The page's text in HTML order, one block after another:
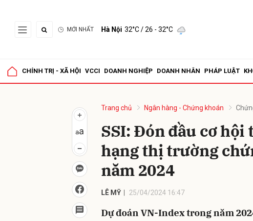
MỚI NHẤT Hà Nội 32°C/ 26 - 32°C
CHÍNH TRỊ - XÃ HỘI VCCI DOANH NGHIỆP DOANH NHÂN PHÁP LUẬT
Trang chủ Ngân hàng - Chứng khoán
SSI: Đón đầu cơ hội
hạng thị trường
năm 2024
LÊ MỸ 25/04/2024 16:47
Dự đoán VN-Index trong năm